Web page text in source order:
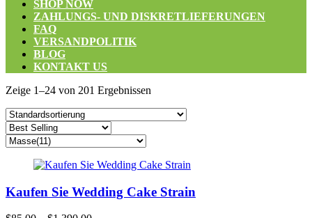
SHOP NOW
ZAHLUNGS- UND DISKRETLIEFERUNGEN
FAQ
VERSANDPOLITIK
BLOG
KONTAKT US
Zeige 1–24 von 201 Ergebnissen
Kaufen Sie Wedding Cake Strain